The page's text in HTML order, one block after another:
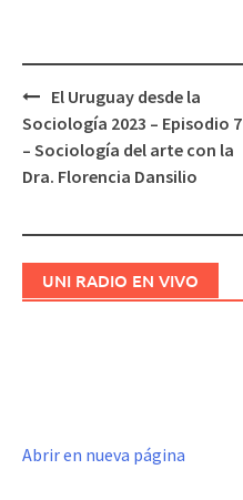
Navegación
de
entradas
El Uruguay desde la
Sociología 2023 – Episodio 7
– Sociología del arte con la
Dra. Florencia Dansilio
UNI RADIO EN VIVO
Abrir en nueva página